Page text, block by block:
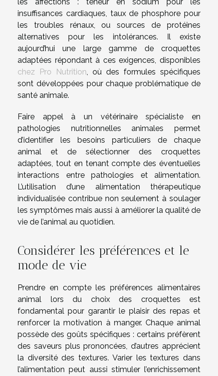
insuffisances cardiaques, taux de phosphore pour
les troubles rénaux, ou sources de protéines
alternatives pour les intolérances. Il existe
aujourd’hui une large gamme de croquettes
adaptées répondant à ces exigences, disponibles
chez Pro Nutrition , où des formules spécifiques
sont développées pour chaque problématique de
santé animale.
Faire appel à un vétérinaire spécialiste en
pathologies nutritionnelles animales permet
d’identifier les besoins particuliers de chaque
animal et de sélectionner des croquettes
adaptées, tout en tenant compte des éventuelles
interactions entre pathologies et alimentation.
L’utilisation d’une alimentation thérapeutique
individualisée contribue non seulement à soulager
les symptômes mais aussi à améliorer la qualité de
vie de l’animal au quotidien.
Considérer les préférences et le
mode de vie
Prendre en compte les préférences alimentaires
animal lors du choix des croquettes est
fondamental pour garantir le plaisir des repas et
renforcer la motivation à manger. Chaque animal
possède des goûts spécifiques : certains préfèrent
des saveurs plus prononcées, d’autres apprécient
la diversité des textures. Varier les textures dans
l’alimentation peut aussi stimuler l’enrichissement